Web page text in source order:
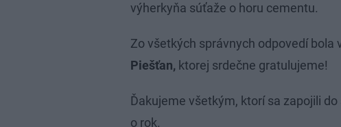
výherkyňa súťaže o horu cementu.
Zo všetkých správnych odpovedí bola
Piešťan, ktorej srdečne gratulujeme!
Ďakujeme všetkým, ktorí sa zapojili
o rok.